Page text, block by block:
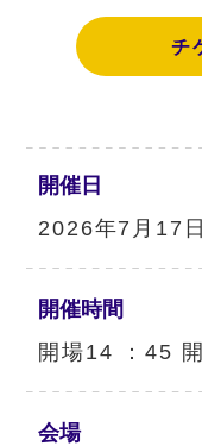
チ
開催日
2026年7月17
開催時間
開場14 ：45
会場